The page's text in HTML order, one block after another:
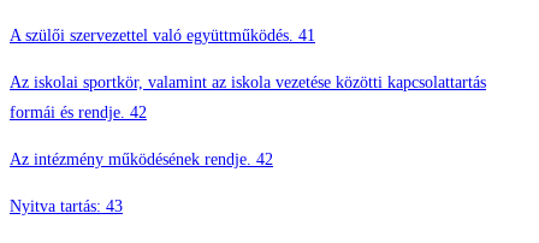
A szülői szervezettel való együttműködés. 41
Az iskolai sportkör, valamint az iskola vezetése közötti kapcsolattartás
formái és rendje. 42
Az intézmény működésének rendje. 42
Nyitva tartás: 43